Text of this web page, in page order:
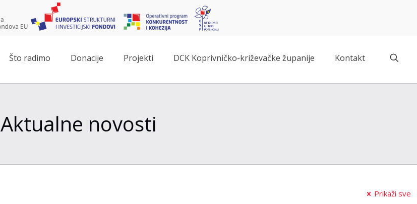
Što radimo Donacije Projekti DCK Koprivničko-križevačke županije Kontakt
Aktualne novosti
Prikaži sve